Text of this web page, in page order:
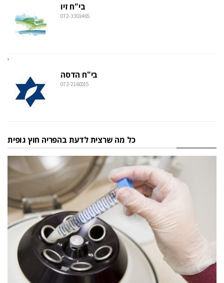
בי"ח זיו
072-3301465
בי"ח הדסה
072-2160015
כל מה שרצית לדעת בהפריה חוץ גופית